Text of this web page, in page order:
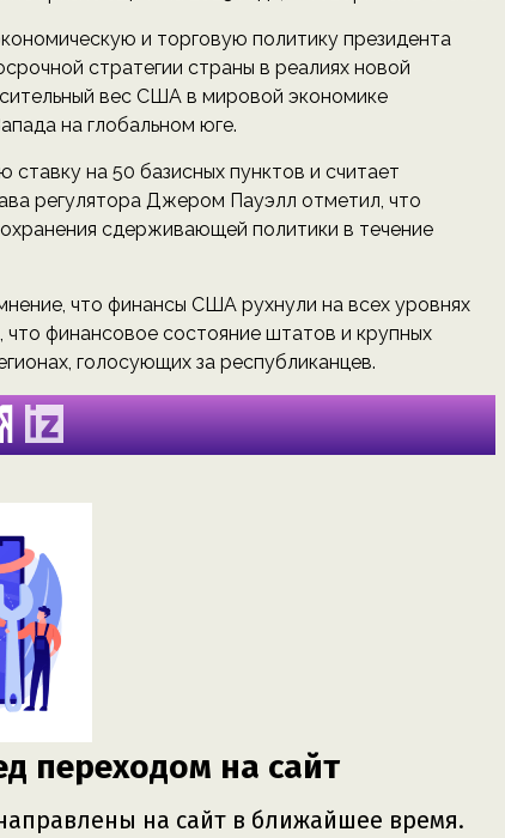
и торговую политику президента
стратегии страны в реалиях новой
вес США в мировой экономике
на глобальном юге.
на 50 базисных пунктов и считает
регулятора Джером Пауэлл отметил, что
сдерживающей политики в течение
что финансы США рухнули на всех уровнях
финансовое состояние штатов и крупных
голосующих за республиканцев.